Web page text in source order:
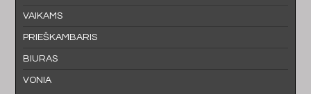
VAIKAMS
PRIEŠKAMBARIS
BIURAS
VONIA